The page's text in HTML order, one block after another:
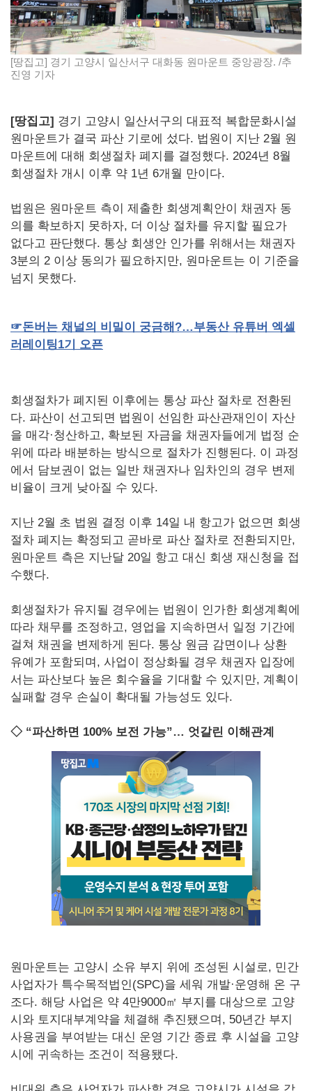
[땅집고] 경기 고양시 일산서구 대화동 원마운트 중앙광장. /추
진영 기자
[땅집고] 경기 고양시 일산서구의 대표적 복합문화시설
원마운트가 결국 파산 기로에 섰다. 법원이 지난 2월 원
마운트에 대해 회생절차 폐지를 결정했다. 2024년 8월
회생절차 개시 이후 약 1년 6개월 만이다.
법원은 원마운트 측이 제출한 회생계획안이 채권자 동
의를 확보하지 못하자, 더 이상 절차를 유지할 필요가
없다고 판단했다. 통상 회생안 인가를 위해서는 채권자
3분의 2 이상 동의가 필요하지만, 원마운트는 이 기준을
넘지 못했다.
☞돈버는 채널의 비밀이 궁금해?…부동산 유튜버 엑셀
러레이팅1기 오픈
회생절차가 폐지된 이후에는 통상 파산 절차로 전환된
다. 파산이 선고되면 법원이 선임한 파산관재인이 자산
을 매각·청산하고, 확보된 자금을 채권자들에게 법정 순
위에 따라 배분하는 방식으로 절차가 진행된다. 이 과정
에서 담보권이 없는 일반 채권자나 임차인의 경우 변제
비율이 크게 낮아질 수 있다.
지난 2월 초 법원 결정 이후 14일 내 항고가 없으면 회생
절차 폐지는 확정되고 곧바로 파산 절차로 전환되지만,
원마운트 측은 지난달 20일 항고 대신 회생 재신청을 접
수했다.
회생절차가 유지될 경우에는 법원이 인가한 회생계획에
따라 채무를 조정하고, 영업을 지속하면서 일정 기간에
걸쳐 채권을 변제하게 된다. 통상 원금 감면이나 상환
유예가 포함되며, 사업이 정상화될 경우 채권자 입장에
서는 파산보다 높은 회수율을 기대할 수 있지만, 계획이
실패할 경우 손실이 확대될 가능성도 있다.
◇ “파산하면 100% 보전 가능”… 엇갈린 이해관계
원마운트는 고양시 소유 부지 위에 조성된 시설로, 민간
사업자가 특수목적법인(SPC)을 세워 개발·운영해 온 구
조다. 해당 사업은 약 4만9000㎡ 부지를 대상으로 고양
시와 토지대부계약을 체결해 추진됐으며, 50년간 부지
사용권을 부여받는 대신 운영 기간 종료 후 시설을 고양
시에 귀속하는 조건이 적용됐다.